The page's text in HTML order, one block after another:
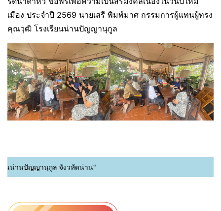
เมือง ประจำปี 2569 นายเสรี พิมพ์มาศ กรรมการผู้แทนผู้ทรง
คุณวุฒิ โรงเรียนน่านปัญญานุกูล
น่านปัญญานุกูล จังวหัดน่าน"